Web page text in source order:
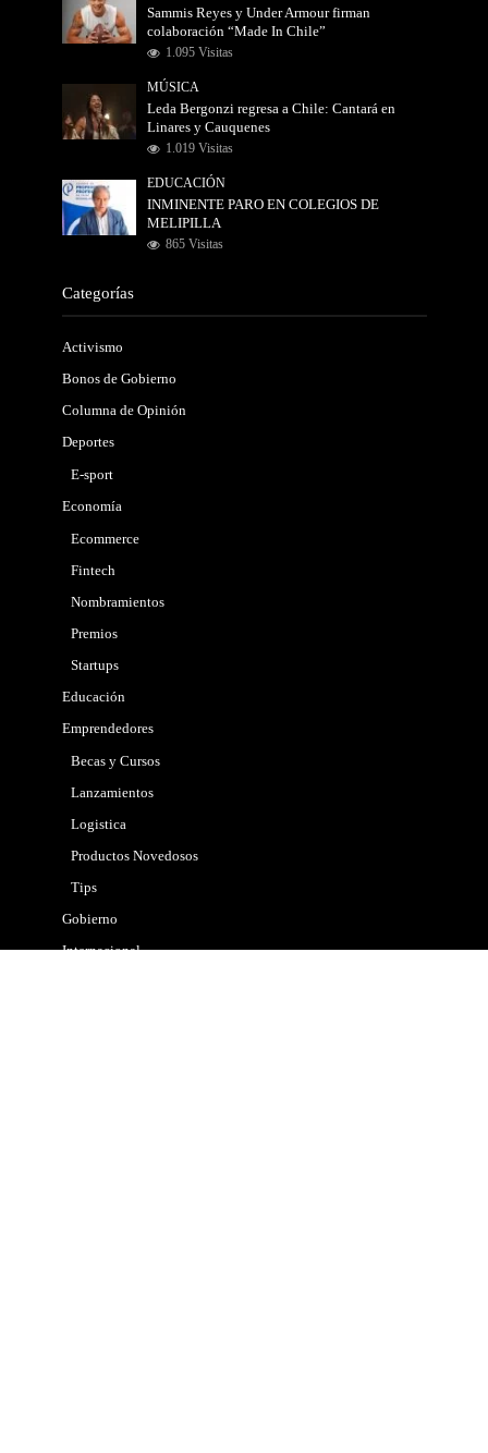
Sammis Reyes y Under Armour firman
colaboración “Made In Chile”
1.095 Visitas
MÚSICA
Leda Bergonzi regresa a Chile: Cantará en
Linares y Cauquenes
1.019 Visitas
EDUCACIÓN
INMINENTE PARO EN COLEGIOS DE
MELIPILLA
865 Visitas
Categorías
Activismo
Bonos de Gobierno
Columna de Opinión
Deportes
E-sport
Economía
Ecommerce
Fintech
Nombramientos
Premios
Startups
Educación
Emprendedores
Becas y Cursos
Lanzamientos
Logistica
Productos Novedosos
Tips
Gobierno
Internacional